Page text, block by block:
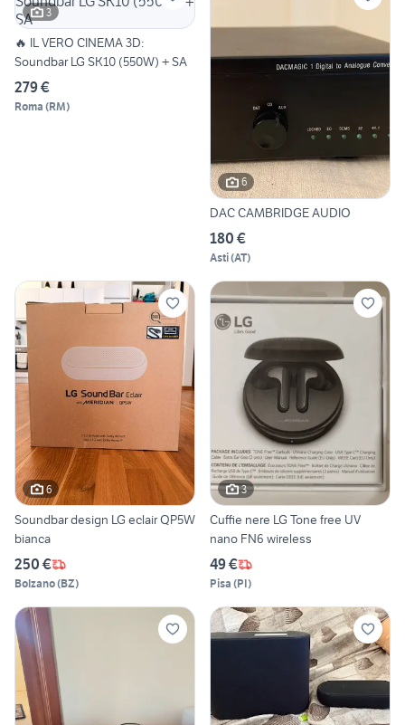
3
🔥 IL VERO CINEMA 3D:
Soundbar LG SK10 (550W) + SA
279 €
Roma (RM)
6
DAC CAMBRIDGE AUDIO
180 €
Asti(AT)
6
Soundbar design LG eclair QP5W
bianca
250 €
Bolzano(BZ)
3
Cuffie nere LG Tone free UV
nano FN6 wireless
49 €
Pisa (PI)